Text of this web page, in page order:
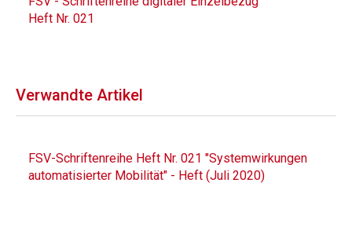
Heft Nr. 021
Verwandte Artikel
FSV-Schriftenreihe Heft Nr. 021 "Systemwirkungen
automatisierter Mobilität" - Heft (Juli 2020)